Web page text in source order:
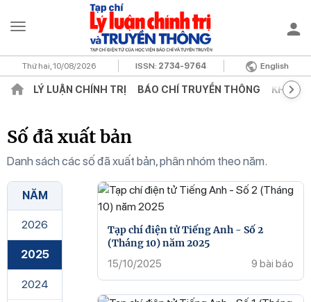
Thứ hai, 10/08/2026 ISSN: 2734-9764 English
LÝ LUẬN CHÍNH TRỊ BÁO CHÍ TRUYỀN THÔNG KHOA
Số đã xuất bản
Danh sách các số đã xuất bản, phân nhóm theo năm.
NĂM
2026
2025
2024
Tạp chí điện tử Tiếng Anh - Số 2
(Tháng 10) năm 2025
15/10/2025
9 bài báo